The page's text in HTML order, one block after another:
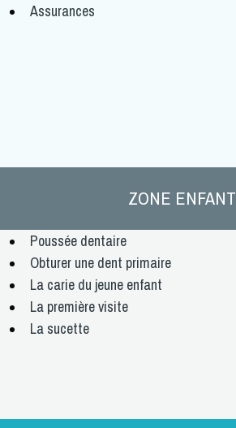
Assurances
ZONE ENFANT
Poussée dentaire
Obturer une dent primaire
La carie du jeune enfant
La première visite
La sucette